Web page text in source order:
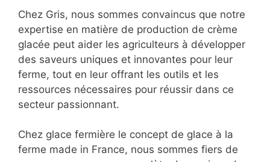
Chez Gris, nous sommes convaincus que notre
expertise en matière de production de crème
glacée peut aider les agriculteurs à développer
des saveurs uniques et innovantes pour leur
ferme, tout en leur offrant les outils et les
ressources nécessaires pour réussir dans ce
secteur passionnant.
Chez glace fermière le concept de glace à la
ferme made in France, nous sommes fiers de